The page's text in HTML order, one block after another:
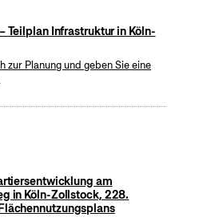
Teilplan Infrastruktur in Köln-
zur Planung und geben Sie eine
am
in Köln-Zollstock, 228.